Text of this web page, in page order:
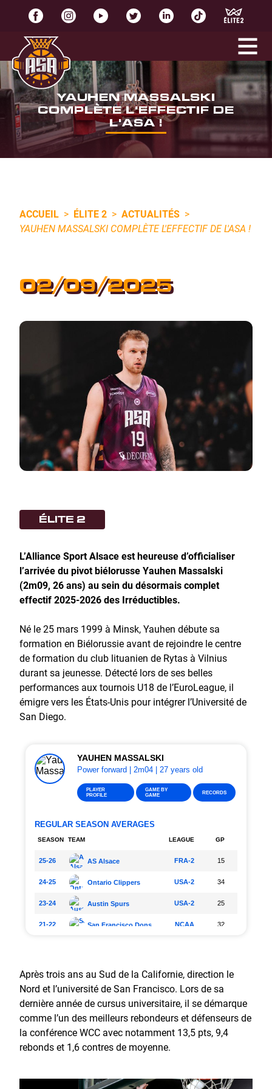
YAUHEN MASSALSKI
COMPLÈTE L'EFFECTIF DE
L'ASA !
ACCUEIL > ÉLITE 2 > ACTUALITÉS >
YAUHEN MASSALSKI COMPLÈTE L'EFFECTIF DE L'ASA !
02/09/2025
ÉLITE 2
L’Alliance Sport Alsace est heureuse d’officialiser
l’arrivée du pivot biélorusse Yauhen Massalski
(2m09, 26 ans) au sein du désormais complet
effectif 2025-2026 des Irréductibles.
Né le 25 mars 1999 à Minsk, Yauhen débute sa
formation en Biélorussie avant de rejoindre le centre
de formation du club lituanien de Rytas à Vilnius
durant sa jeunesse. Détecté lors de ses belles
performances aux tournois U18 de l’EuroLeague, il
émigre vers les États-Unis pour intégrer l’Université de
San Diego.
Après trois ans au Sud de la Californie, direction le
Nord et l’université de San Francisco. Lors de sa
dernière année de cursus universitaire, il se démarque
comme l’un des meilleurs rebondeurs et défenseurs de
la conférence WCC avec notamment 13,5 pts, 9,4
rebonds et 1,6 contres de moyenne.